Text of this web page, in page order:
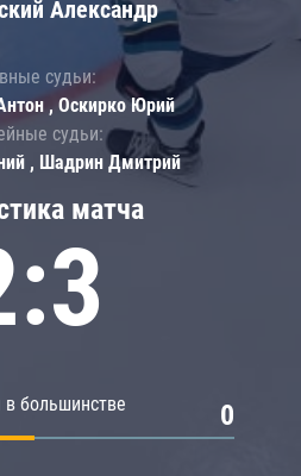
матча
большинстве 0
Александр
судьи:
, Оскирко Юрий
судьи:
, Шадрин Дмитрий